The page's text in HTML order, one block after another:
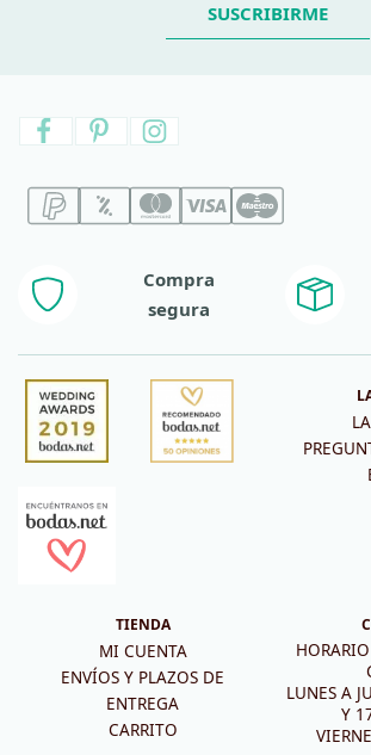
SUSCRIBIRME
Compra
segura
TIENDA
MI CUENTA
ENVÍOS Y PLAZOS DE
ENTREGA
CARRITO
LUNES A
Y